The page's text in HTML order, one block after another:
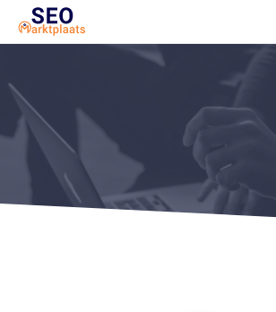
SEO tools reviews
Marketeer bij jou in de
Offerte
1. Seo voor beginners +
2. Onderzoeken +